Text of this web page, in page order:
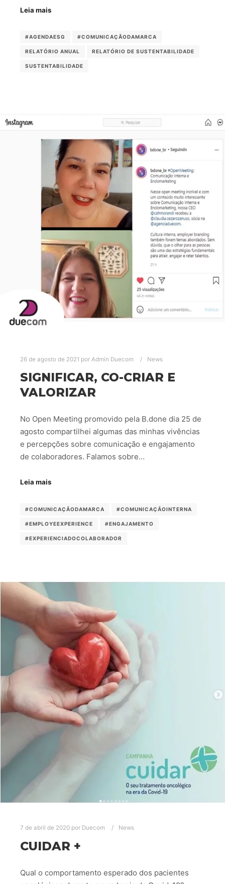
Leia mais
#AGENDAESG #COMUNICAÇÃODAMARCA
RELATÓRIO ANUAL RELATÓRIO DE SUSTENTABILIDADE
SUSTENTABILIDADE
26 de agosto de 2021 por Admin Duecom News
SIGNIFICAR, CO-CRIAR E
VALORIZAR
No Open Meeting promovido pela B.done dia 25 de
agosto compartilhei algumas das minhas vivências
e percepções sobre comunicação e engajamento
de colaboradores. Falamos sobre…
Leia mais
#COMUNICAÇÃODAMARCA #COMUNICAÇÃOINTERNA
#EMPLOYEEXPERIENCE #ENGAJAMENTO
#EXPERIENCIADOCOLABORADOR
7 de abril de 2020 por Duecom News
CUIDAR +
Qual o comportamento esperado dos pacientes